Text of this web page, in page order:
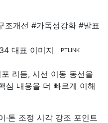
조개선 #가독성강화 #발표
PTLINK
리듬, 시선 이동 동선을
심 내용을 더 빠르게 이해
·톤 조정 시각 강조 포인트